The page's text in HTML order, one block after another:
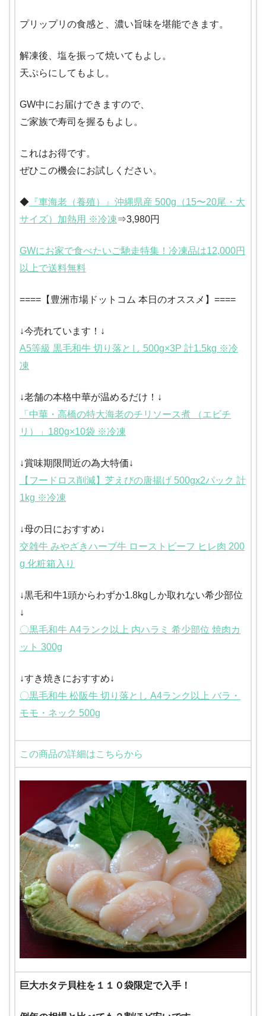
プリップリの食感と、濃い旨味を堪能できます。
解凍後、塩を振って焼いてもよし。
天ぷらにしてもよし。
GW中にお届けできますので、
ご家族で寿司を握るもよし。
これはお得です。
ぜひこの機会にお試しください。
◆ 『車海老（養殖）』沖縄県産 500g（15〜20尾・大
サイズ）加熱用 ※冷凍⇒3,980円
GWにお家で食べたいご馳走特集！冷凍品は12,000円
以上で送料無料
====【豊洲市場ドットコム 本日のオススメ】====
↓今売れています！↓
A5等級 黒毛和牛 切り落とし 500g×3P 計1.5kg ※冷
凍
↓老舗の本格中華が温めるだけ！↓
「中華・高橋の特大海老のチリソース煮 （エビチ
リ）」180g×10袋 ※冷凍
↓賞味期限間近の為大特価↓
【フードロス削減】芝えびの唐揚げ 500gx2パック 計
1kg ※冷凍
↓母の日におすすめ↓
交雑牛 みやざきハーブ牛 ローストビーフ ヒレ肉 200
g 化粧箱入り
↓黒毛和牛1頭からわずか1.8kgしか取れない希少部位
↓
〇黒毛和牛 A4ランク以上 内ハラミ 希少部位 焼肉カ
ット 300g
↓すき焼きにおすすめ↓
〇黒毛和牛 松阪牛 切り落とし A4ランク以上 バラ・
モモ・ネック 500g
この商品の詳細はこちらから
巨大ホタテ貝柱を１１０袋限定で入手！